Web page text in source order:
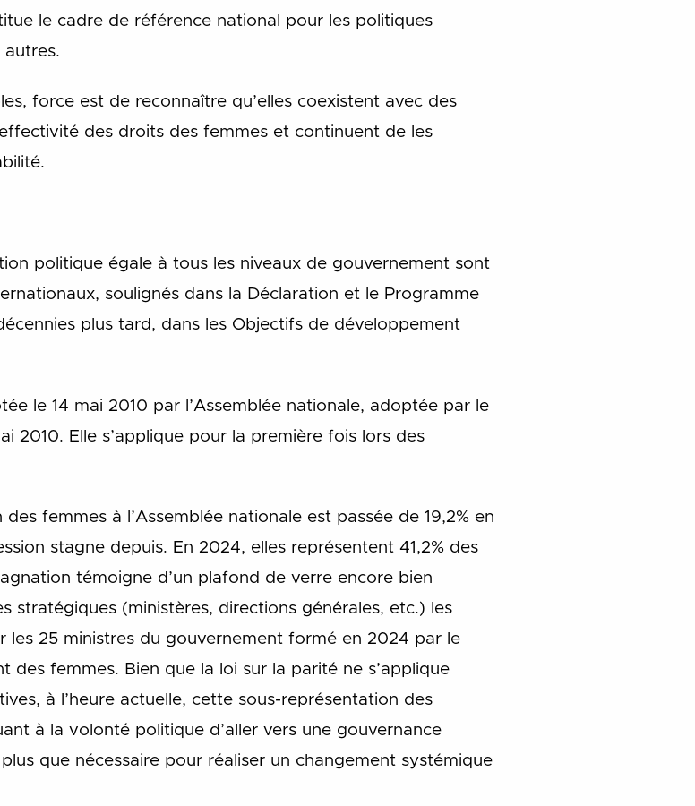
le cadre de référence national pour les politiques
autres.
force est de reconnaître qu’elles coexistent avec des
des droits des femmes et continuent de les
politique égale à tous les niveaux de gouvernement sont
soulignés dans la Déclaration et le Programme
plus tard, dans les Objectifs de développement
le 14 mai 2010 par l’Assemblée nationale, adoptée par le
2010. Elle s’applique pour la première fois lors des
femmes à l’Assemblée nationale est passée de 19,2% en
stagne depuis. En 2024, elles représentent 41,2% des
témoigne d’un plafond de verre encore bien
stratégiques (ministères, directions générales, etc.) les
les 25 ministres du gouvernement formé en 2024 par le
des femmes. Bien que la loi sur la parité ne s’applique
à l’heure actuelle, cette sous-représentation des
à la volonté politique d’aller vers une gouvernance
que nécessaire pour réaliser un changement systémique